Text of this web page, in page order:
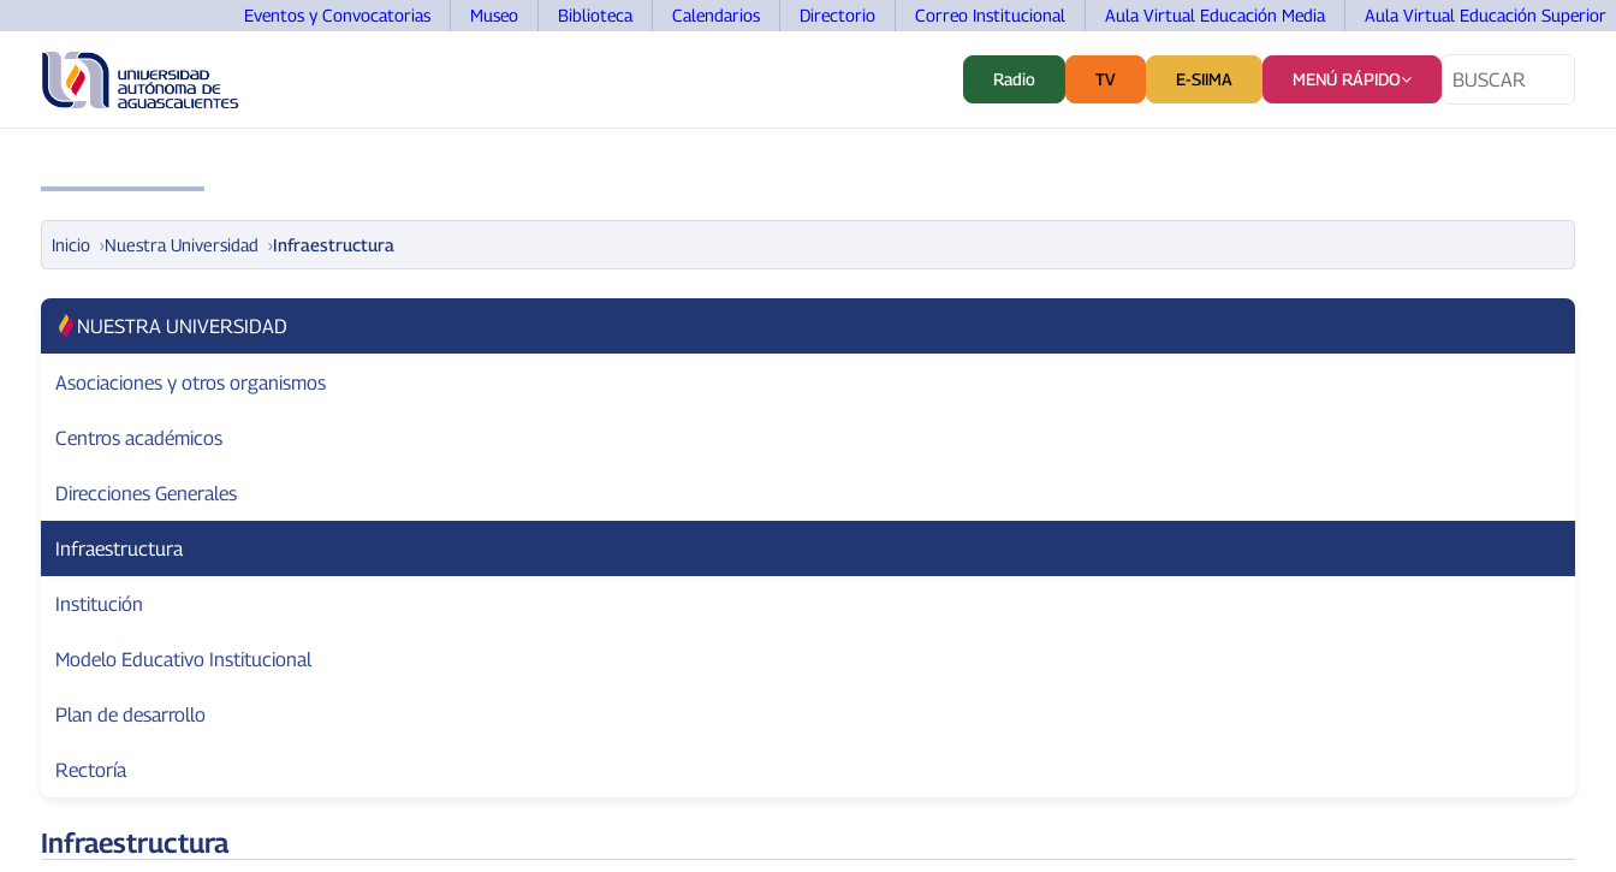
Eventos y Convocatorias Museo Biblioteca Calendarios Directorio Correo Institucional Aula Virtual Educación Media Aula Virtual Educación Superior
Radio TV E-SIIMA MENÚ RÁPIDO
Inicio Nuestra Universidad Infraestructura
NUESTRA UNIVERSIDAD
Asociaciones y otros organismos
Centros académicos
Direcciones Generales
Infraestructura
Institución
Modelo Educativo Institucional
Plan de desarrollo
Rectoría
Infraestructura